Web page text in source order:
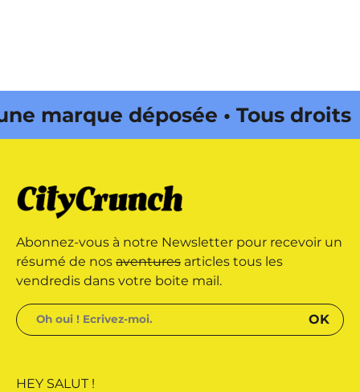
marque déposée • Tous droits
marque déposée • Tous droits
édité par Buena Onda Web •
Abonnez-vous à notre Newsletter pour recevoir un
résumé de nos aventures articles tous les
vendredis dans votre boite mail.
HEY SALUT !